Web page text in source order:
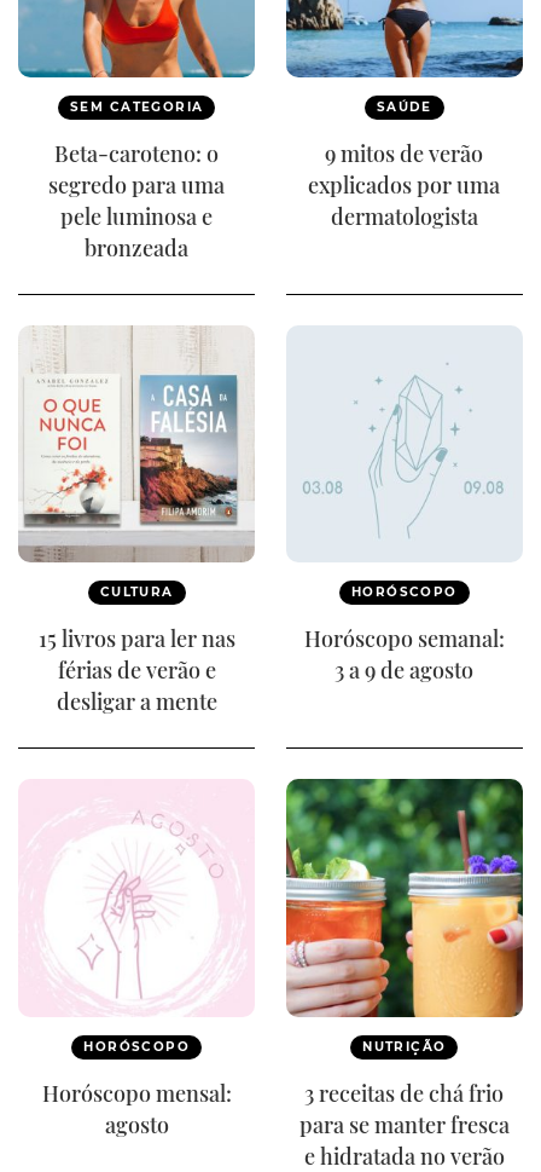
SEM CATEGORIA
Beta-caroteno: o
segredo para uma
pele luminosa e
bronzeada
SAÚDE
9 mitos de verão
explicados por uma
dermatologista
CULTURA
15 livros para ler nas
férias de verão e
desligar a mente
HORÓSCOPO
Horóscopo semanal:
3 a 9 de agosto
HORÓSCOPO
Horóscopo mensal:
agosto
NUTRIÇÃO
3 receitas de chá frio
para se manter fresca
e hidratada no verão